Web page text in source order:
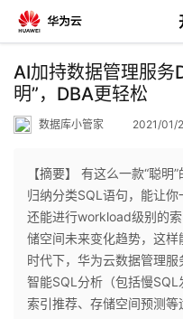
返
回
个
人
主
我
的
AI加持数据管理服务
明”，DBA更轻松
数据库小管家 2021/01/
【摘要】 有这么一款“聪
归纳分类SQL语句，能让你
还能进行workload级别的
储空间未来变化趋势，这
时代下，华为云数据管理
智能SQL分析（包括慢
索引推荐、存储空间预测